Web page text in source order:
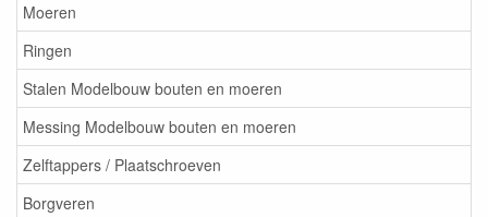
Moeren
Ringen
Stalen Modelbouw bouten en moeren
Messing Modelbouw bouten en moeren
Zelftappers / Plaatschroeven
Borgveren